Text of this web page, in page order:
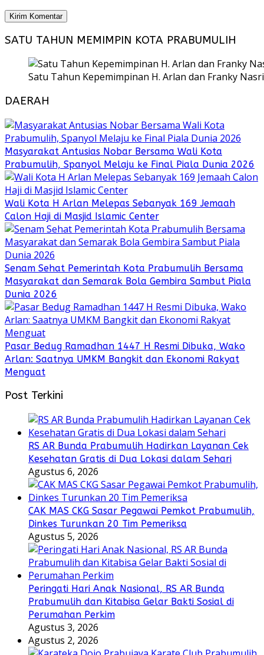
SATU TAHUN MEMIMPIN KOTA PRABUMULIH
Satu Tahun Kepemimpinan H. Arlan dan Franky
DAERAH
Masyarakat Antusias Nobar Bersama Wali Kota
Prabumulih, Spanyol Melaju ke Final Piala Dunia 2026
Wali Kota H Arlan Melepas Sebanyak 169 Jemaah
Calon Haji di Masjid Islamic Center
Senam Sehat Pemerintah Kota Prabumulih Bersama
Masyarakat dan Semarak Bola Gembira Sambut Piala
Dunia 2026
Pasar Bedug Ramadhan 1447 H Resmi Dibuka, Wako
Arlan: Saatnya UMKM Bangkit dan Ekonomi Rakyat
Menguat
Post Terkini
RS AR Bunda Prabumulih Hadirkan Layanan Cek
Kesehatan Gratis di Dua Lokasi dalam Sehari
Agustus 6, 2026
CAK MAS CKG Sasar Pegawai Pemkot Prabumulih,
Dinkes Turunkan 20 Tim Pemeriksa
Agustus 5, 2026
Peringati Hari Anak Nasional, RS AR Bunda
Prabumulih dan Kitabisa Gelar Bakti Sosial di
Perumahan Perkim
Agustus 3, 2026
Agustus 2, 2026